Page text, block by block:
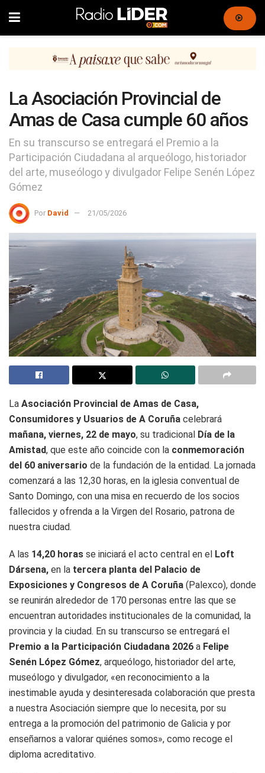
La Asociación Provincial de
Amas de Casa cumple 60 años
En su transcurso se entregará el Premio a la
Participación Ciudadana al arqueólogo, historiador
del arte, museólogo y divulgador Felipe Senén López
Gómez
Por David 21/05/2026
La Asociación Provincial de Amas de Casa,
Consumidores y Usuarios de A Coruña celebrará
mañana, viernes, 22 de mayo, su tradicional Día de la
Amistad, que este año coincide con la conmemoración
del 60 aniversario de la fundación de la entidad. La jornada
comenzará a las 12,30 horas, en la iglesia conventual de
Santo Domingo, con una misa en recuerdo de los socios
fallecidos y ofrenda a la Virgen del Rosario, patrona de
nuestra ciudad.
A las 14,20 horas se iniciará el acto central en el
Loft
Dársena, en la tercera planta del Palacio de
Exposiciones y Congresos de A Coruña (Palexco), donde
se reunirán alrededor de 170 personas entre las que se
encuentran autoridades institucionales de la comunidad, la
provincia y la ciudad. En su transcurso se entregará el
Premio a la Participación Ciudadana 2026 a Felipe
Senén López Gómez, arqueólogo, historiador del arte,
museólogo y divulgador, «en reconocimiento a la
inestimable ayuda y desinteresada colaboración que presta
a nuestra Asociación siempre que lo necesita, por su
entrega a la promoción del patrimonio de Galicia y por
enseñarnos a valorar quiénes somos», como recoge el
diploma acreditativo.